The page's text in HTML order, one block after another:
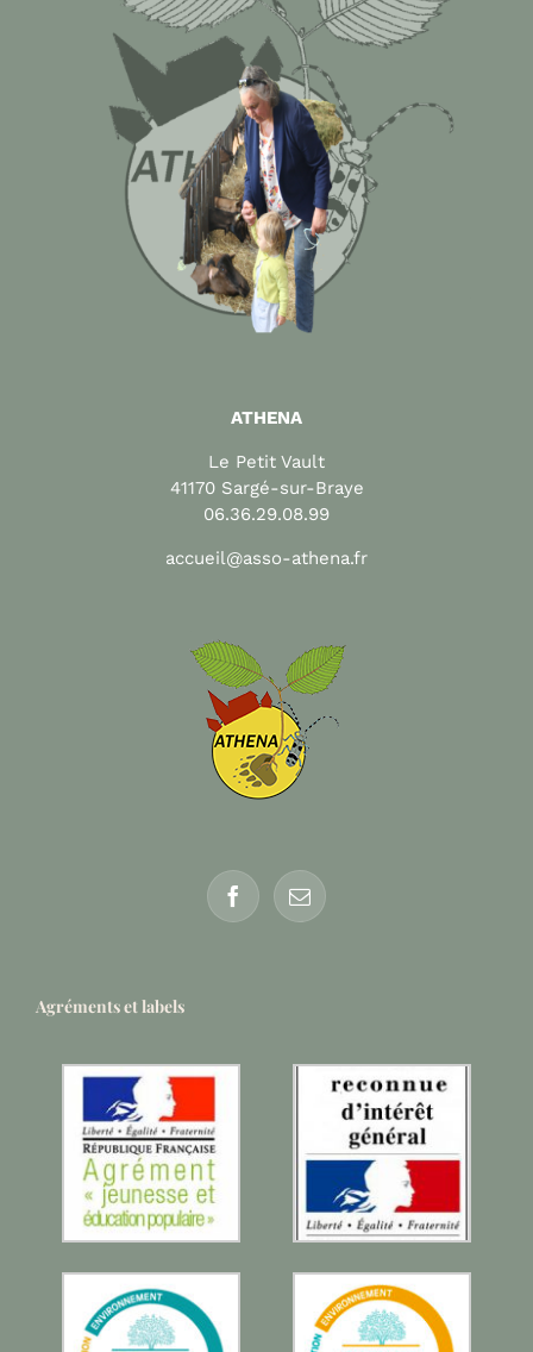
ATHENA
Le Petit Vault
41170 Sargé-sur-Braye
06.36.29.08.99
accueil@asso-athena.fr
Agréments et labels